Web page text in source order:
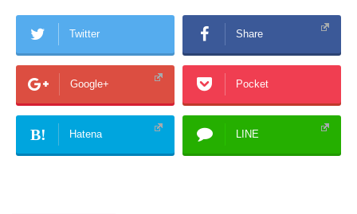
Twitter Share
Google+ Pocket
B! Hatena LINE